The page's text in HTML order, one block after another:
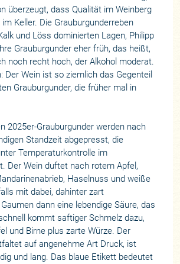
überzeugt, dass Qualität im Weinberg
Keller. Die Grauburgunderreben
und Löss dominierten Lagen, Philipp
Grauburgunder eher früh, das heißt,
noch recht hoch, der Alkohol moderat.
Der Wein ist so ziemlich das Gegenteil
Grauburgunder, die früher mal in
2025er-Grauburgunder werden nach
Standzeit abgepresst, die
Temperaturkontrolle im
Der Wein duftet nach rotem Apfel,
Haselnuss und weiße
mit dabei, dahinter zart
dann eine lebendige Säure, das
kommt saftiger Schmelz dazu,
und Birne plus zarte Würze. Der
auf angenehme Art Druck, ist
und lang. Das blaue Etikett bedeutet